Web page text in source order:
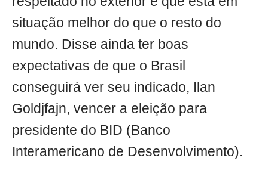
situação melhor do que o resto do
mundo. Disse ainda ter boas
expectativas de que o Brasil
conseguirá ver seu indicado, Ilan
Goldjfajn, vencer a eleição para
presidente do BID (Banco
Interamericano de Desenvolvimento).